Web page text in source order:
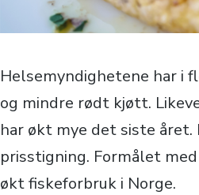
Helsemyndighetene har i
og mindre rødt kjøtt.
har økt mye det siste året.
prisstigning. Formålet
økt fiskeforbruk i Norge.